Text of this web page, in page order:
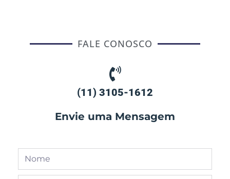
FALE CONOSCO
(11) 3105-1612
Envie uma Mensagem